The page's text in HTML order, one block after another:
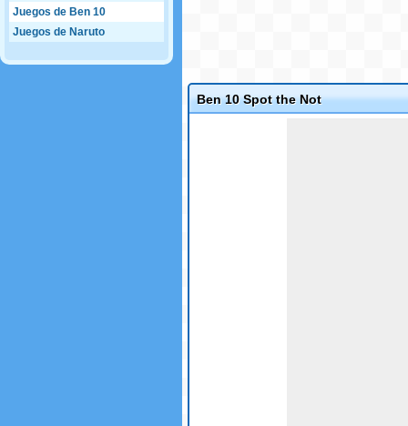
Juegos de Ben 10
Juegos de Naruto
Ben 10 Spot the Not